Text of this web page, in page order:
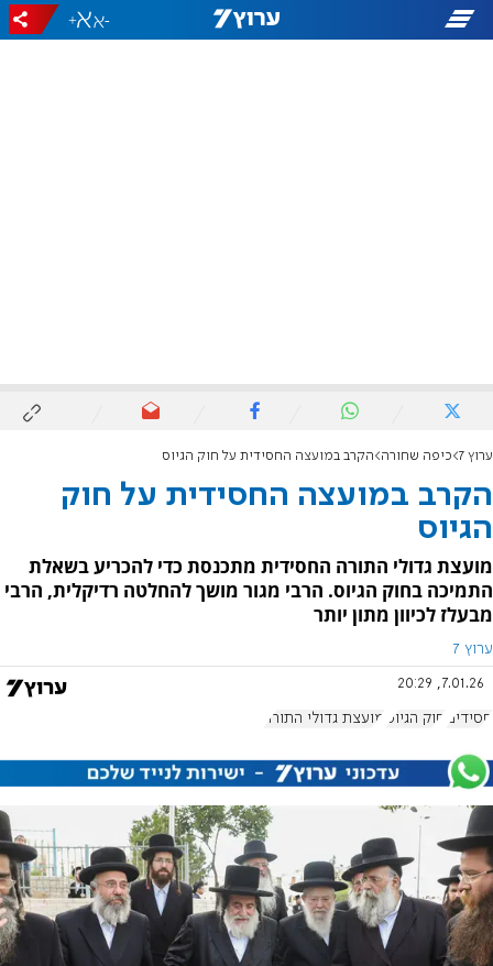
-
+
ערוץ 7 כיפה שחורה הקרב במועצה החסידית על חוק הגיוס
הקרב במועצה החסידית על חוק
הגיוס
מועצת גדולי התורה החסידית מתכנסת כדי להכריע בשאלת
התמיכה בחוק הגיוס. הרבי מגור מושך להחלטה רדיקלית, הרבי
מבעלז לכיוון מתון יותר
ערוץ 7
7.01.26, 20:29
חסידים חוק הגיוס מועצת גדולי התורה